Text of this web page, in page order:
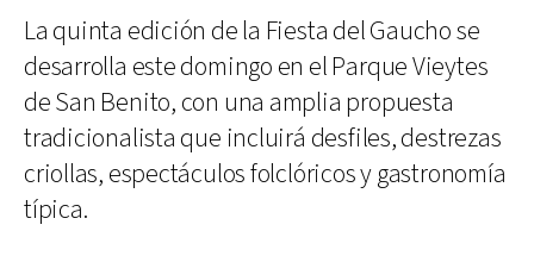
La quinta edición de la Fiesta del Gaucho se
desarrolla este domingo en el Parque Vieytes
de San Benito, con una amplia propuesta
tradicionalista que incluirá desfiles, destrezas
criollas, espectáculos folclóricos y gastronomía
típica.